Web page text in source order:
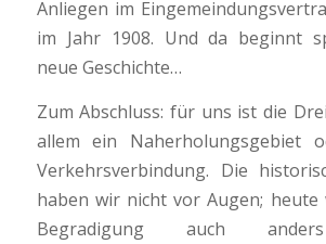
Anliegen im
im Jahr 1908. Und da beginnt
neue Geschichte…
Zum Abschluss: für uns ist die
allem ein Naherholungsgebiet
Verkehrsverbindung. Die
haben wir nicht vor Augen; heute
Begradigung auch